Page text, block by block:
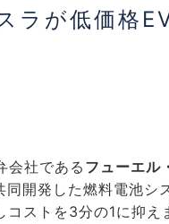
ラが低価格
会社である フューエル
開発した燃料電池シ
コストを3分の1に抑